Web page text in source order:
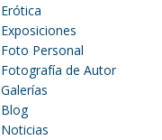
Erótica
Exposiciones
Foto Personal
Fotografía de Autor
Galerías
Blog
Noticias